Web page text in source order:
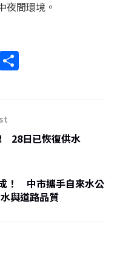
夜間環境。
P
28日已恢復供水
！ 中市攜手自來水公
與道路品質